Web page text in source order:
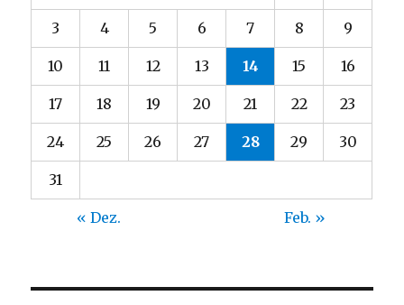
3 4 5 6 7 8 9
10 11 12 13 14 15 16
17 18 19 20 21 22 23
24 25 26 27 28 29 30
31
« Dez. Feb. »